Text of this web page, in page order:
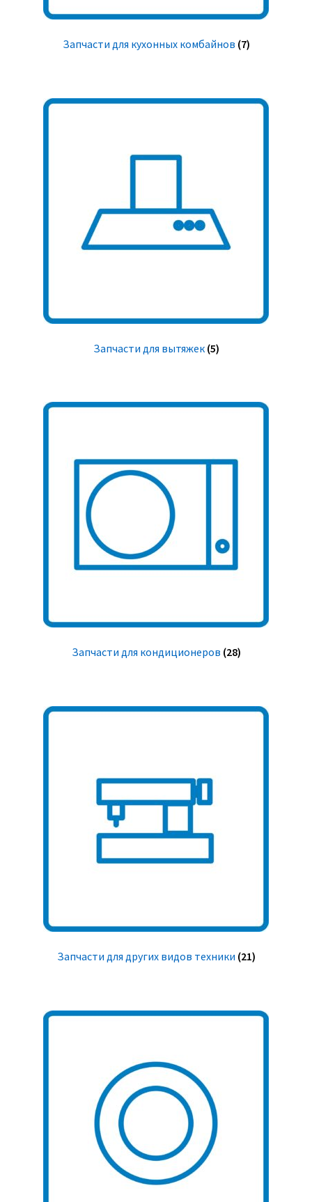
Запчасти для кухонных комбайнов (7)
Запчасти для вытяжек (5)
Запчасти для кондиционеров (28)
Запчасти для других видов техники (21)